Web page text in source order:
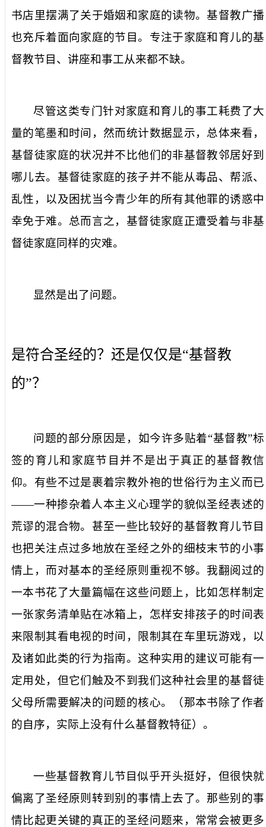
书店里摆满了关于婚姻和家庭的读物。基督教广播
也充斥着面向家庭的节目。专注于家庭和育儿的基
督教节目、讲座和事工从来都不缺。
尽管这类专门针对家庭和育儿的事工耗费了大
量的笔墨和时间，然而统计数据显示，总体来看，
基督徒家庭的状况并不比他们的非基督教邻居好到
哪儿去。基督徒家庭的孩子并不能从毒品、帮派、
乱性，以及困扰当今青少年的所有其他罪的诱惑中
幸免于难。总而言之，基督徒家庭正遭受着与非基
督徒家庭同样的灾难。
显然是出了问题。
是符合圣经的？还是仅仅是“基督教
的”？
问题的部分原因是，如今许多贴着“基督教”标
签的育儿和家庭节目并不是出于真正的基督教信
仰。有些不过是裹着宗教外袍的世俗行为主义而已
——一种掺杂着人本主义心理学的貌似圣经表述的
荒谬的混合物。甚至一些比较好的基督教育儿节目
也把关注点过多地放在圣经之外的细枝末节的小事
情上，而对基本的圣经原则重视不够。我翻阅过的
一本书花了大量篇幅在这些问题上，比如怎样制定
一张家务清单贴在冰箱上，怎样安排孩子的时间表
来限制其看电视的时间，限制其在车里玩游戏，以
及诸如此类的行为指南。这种实用的建议可能有一
定用处，但它们触及不到我们这种社会里的基督徒
父母所需要解决的问题的核心。（那本书除了作者
的自序，实际上没有什么基督教特征）。
一些基督教育儿节目似乎开头挺好，但很快就
偏离了圣经原则转到别的事情上去了。那些别的事
情比起更关键的真正的圣经问题来，常常会被更多